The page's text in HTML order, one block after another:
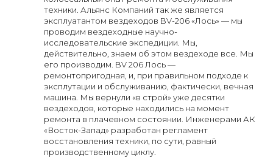
техники. Альянс Компаний так же является
эксплуатантом вездеходов BV-206 «Лось» — мы
проводим вездеходные научно-
исследовательские экспедиции. Мы,
действительно, знаем об этом вездеходе все. Мы
его производим. BV 206 Лось —
ремонтопригодная, и, при правильном подходе к
эксплутации и обслуживанию, фактически, вечная
машина. Мы вернули «в строй» уже десятки
вездеходов, которые находились на момент
ремонта в плачевном состоянии. Инженерами АК
«Восток-Запад» разработан регламент
восстановления техники, по сути, равный
производственному циклу.